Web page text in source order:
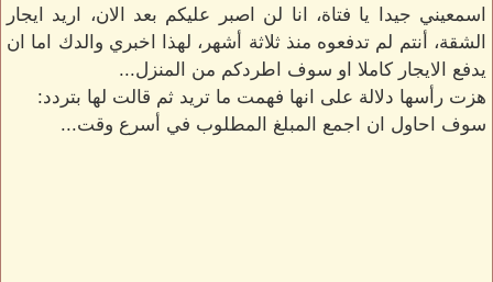
اسمعيني جيدا يا فتاة، انا لن اصبر عليكم بعد الان، اريد ايجار
الشقة، أنتم لم تدفعوه منذ ثلاثة أشهر، لهذا اخبري والدك اما ان
يدفع الايجار كاملا او سوف اطردكم من المنزل...
هزت رأسها دلالة على انها فهمت ما تريد ثم قالت لها بتردد:
سوف احاول ان اجمع المبلغ المطلوب في أسرع وقت...